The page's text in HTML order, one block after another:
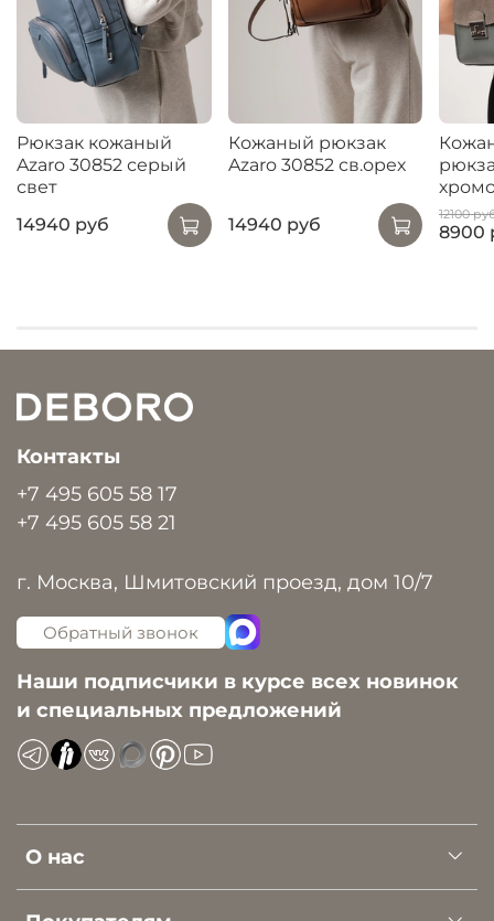
Рюкзак кожаный
Azaro 30852 серый
свет
14940 руб
Кожаный рюкзак
Azaro 30852 св.орех
14940 руб 12100
8900
О нас
Контакты
+7 495 605 58 17
+7 495 605 58 21
г. Москва, Шмитовский проезд, дом 10/7
Обратный звонок
Наши подписчики в курсе всех новинок
и специальных предложений